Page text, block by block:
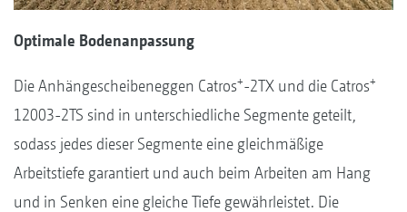
Optimale Bodenanpassung
Die Anhängescheibeneggen Catros+-2TX und die Catros+
12003-2TS sind in unterschiedliche Segmente geteilt,
sodass jedes dieser Segmente eine gleichmäßige
Arbeitstiefe garantiert und auch beim Arbeiten am Hang
und in Senken eine gleiche Tiefe gewährleistet. Die